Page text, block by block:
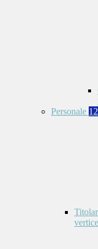
Personale
vertice